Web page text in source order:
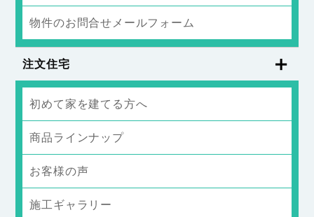
物件のお問合せメールフォーム
注文住宅
初めて家を建てる方へ
商品ラインナップ
お客様の声
施工ギャラリー